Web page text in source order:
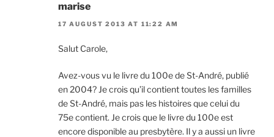
marise
17 AUGUST 2013 AT 11:22 AM
Salut Carole,
Avez-vous vu le livre du 100e de St-André, publié
en 2004? Je crois qu’il contient toutes les familles
de St-André, mais pas les histoires que celui du
75e contient. Je crois que le livre du 100e est
encore disponible au presbytère. Il y a aussi un livre